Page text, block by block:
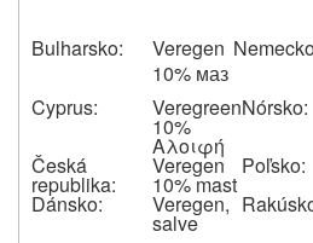
Bulharsko:
Veregen
10% маз
Cyprus: Veregreen
10%
Αλοιφή
Nórsko:
Česká
republika:
Veregen
10% mast
Poľsko:
Dánsko:
Veregen,
salve